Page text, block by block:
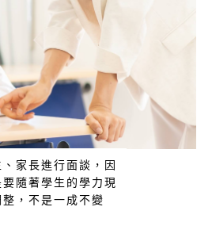
家長進行面談，因
隨著學生的學力現
，不是一成不變